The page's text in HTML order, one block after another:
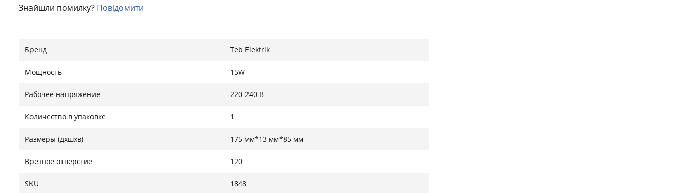
Знайшли помилку? Повідомити
Бренд Teb Elektrik
Мощность 15W
Рабочее напряжение 220-240 В
Количество в упаковке 1
Размеры (дхшхв) 175 мм*13 мм*85 мм
Врезное отверстие 120
SKU 1848